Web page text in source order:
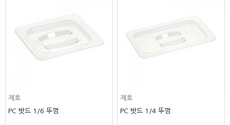
제호
PC 밧드 1/6 뚜껑
제호
PC 밧드 1/4 뚜껑